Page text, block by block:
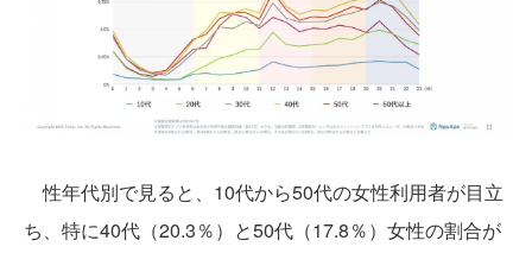
性年代別で見ると、10代から50代の女性利用者が目立
ち、特に40代（20.3％）と50代（17.8％）女性の割合が